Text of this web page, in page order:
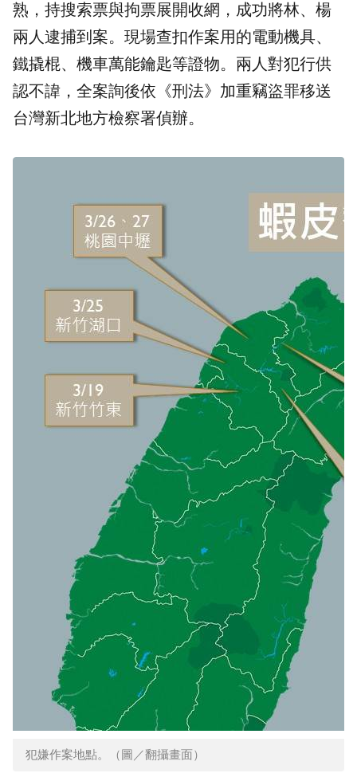
熟，持搜索票與拘票展開收網，成功將林、楊
兩人逮捕到案。現場查扣作案用的電動機具、
鐵撬棍、機車萬能鑰匙等證物。兩人對犯行供
認不諱，全案詢後依《刑法》加重竊盜罪移送
台灣新北地方檢察署偵辦。
犯嫌作案地點。（圖／翻攝畫面）